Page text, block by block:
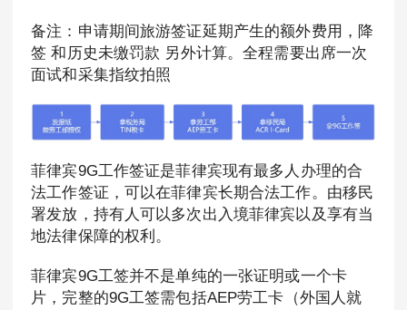
备注：申请期间旅游签证延期产生的额外费用，降
签 和历史未缴罚款 另外计算。全程需要出席一次
面试和采集指纹拍照
菲律宾9G工作签证是菲律宾现有最多人办理的合
法工作签证，可以在菲律宾长期合法工作。由移民
署发放，持有人可以多次出入境菲律宾以及享有当
地法律保障的权利。
菲律宾9G工签并不是单纯的一张证明或一个卡
片，完整的9G工签需包括AEP劳工卡（外国人就